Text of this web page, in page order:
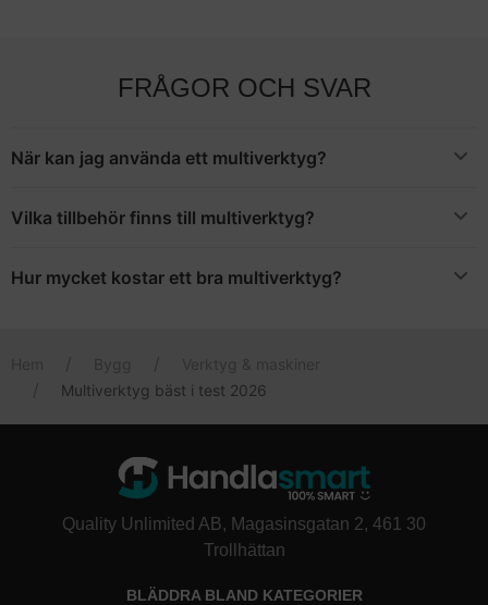
FRÅGOR OCH SVAR
När kan jag använda ett multiverktyg?
material. Det är särskilt bra i svåråtkomliga utrymmen samt om
Vilka tillbehör finns till multiverktyg?
sågbland, dremel och knivar.
Hur mycket kostar ett bra multiverktyg?
Multiverktyg bäst i test 2026
Quality Unlimited AB, Magasinsgatan 2, 461 30
Trollhättan
BLÄDDRA BLAND KATEGORIER